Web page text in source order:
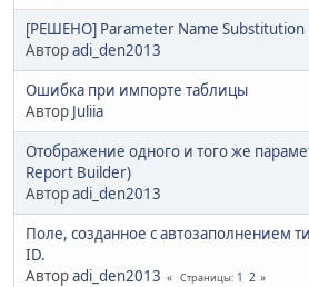
[РЕШЕНО] Parameter Name Substitution
Авторadi_den2013
Ошибка при импорте таблицы
Автор Juliia
Отображение одного и того же
Report Builder)
Авторadi_den2013
Поле, созданное с автозаполнением
ID.
Авторadi_den2013 Страницы 1 2